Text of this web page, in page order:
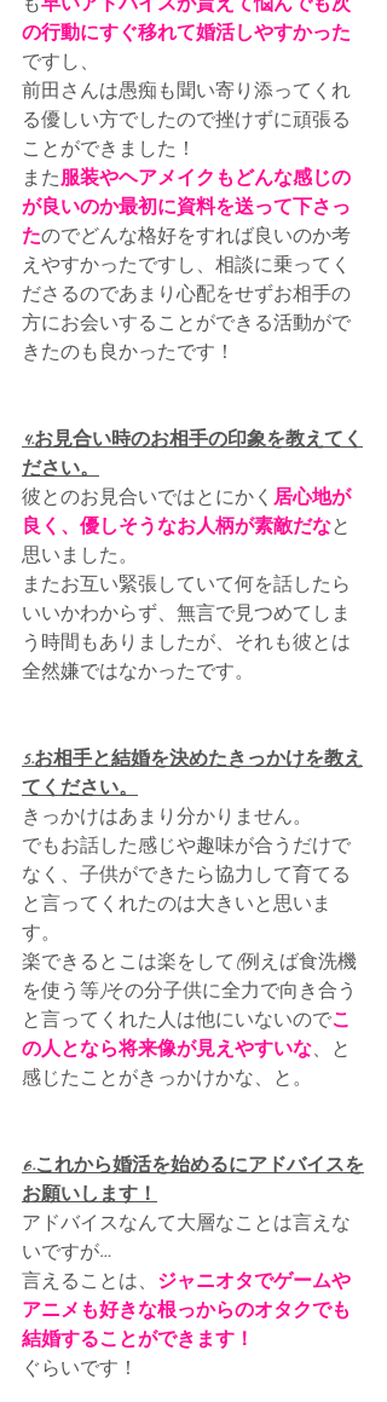
の行動にすぐ移れて婚活しやすかった
ですし、
前田さんは愚痴も聞い寄り添ってくれ
る優しい方でしたので挫けずに頑張る
ことができました！
また服装やヘアメイクもどんな感じの
が良いのか最初に資料を送って下さっ
たのでどんな格好をすれば良いのか考
えやすかったですし、相談に乗ってく
ださるのであまり心配をせずお相手の
方にお会いすることができる活動がで
きたのも良かったです！
4.お見合い時のお相手の印象を教えてく
ださい。
彼とのお見合いではとにかく 居心地が
良く、優しそうなお人柄が素敵だなと
思いました。
またお互い緊張していて何を話したら
いいかわからず、無言で見つめてしま
う時間もありましたが、それも彼とは
全然嫌ではなかったです。
5.お相手と結婚を決めたきっかけを教え
てください。
きっかけはあまり分かりません。
でもお話した感じや趣味が合うだけで
なく、子供ができたら協力して育てる
と言ってくれたのは大きいと思いま
す。
楽できるとこは楽をして(例えば食洗機
を使う等)その分子供に全力で向き合う
と言ってくれた人は他にいないのでこ
の人となら将来像が見えやすいな、と
感じたことがきっかけかな、と。
6.これから婚活を始めるにアドバイスを
お願いします！
アドバイスなんて大層なことは言えな
いですが…
言えることは、 ジャニオタでゲームや
アニメも好きな根っからのオタクでも
結婚することができます！
ぐらいです！